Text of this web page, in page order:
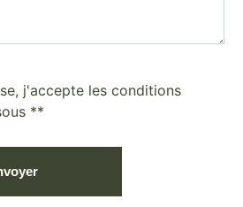
j'accepte les conditions
**